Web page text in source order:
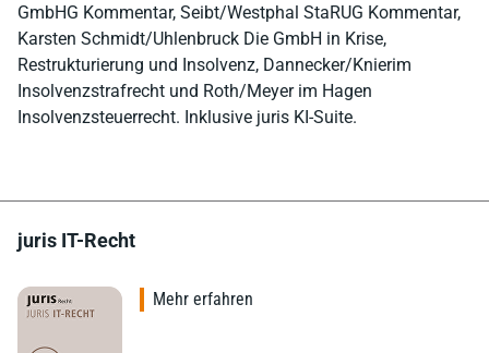
GmbHG Kommentar, Seibt/Westphal StaRUG Kommentar,
Karsten Schmidt/Uhlenbruck Die GmbH in Krise,
Restrukturierung und Insolvenz, Dannecker/Knierim
Insolvenzstrafrecht und Roth/Meyer im Hagen
Insolvenzsteuerrecht. Inklusive juris KI-Suite.
juris IT-Recht
Mehr erfahren